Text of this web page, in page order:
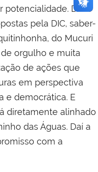
potencialidade. Do
pela DIC, saber-
do Mucuri
orgulho e muita
de ações que
em perspectiva
e democrática. E
diretamente alinhado
das Águas. Daí a
com a